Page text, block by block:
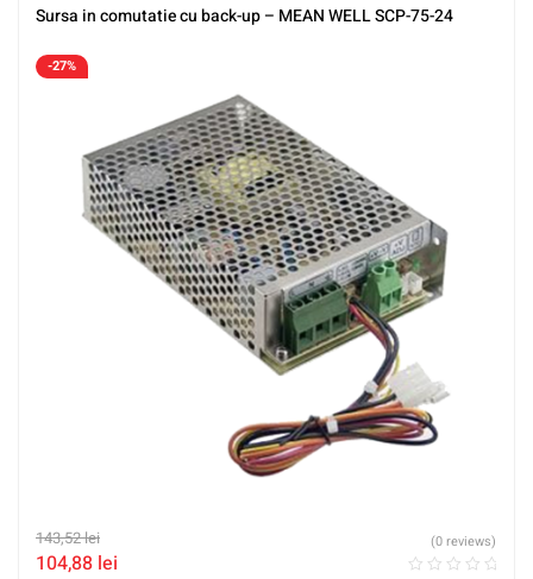
Sursa in comutatie cu back-up – MEAN WELL SCP-75-24
-27%
143,52lei
104,88 lei
(0 reviews)